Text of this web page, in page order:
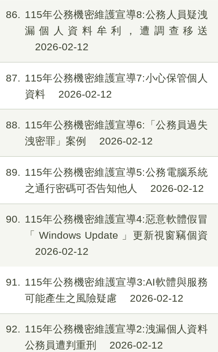
86
115年公務機密維護宣導8:公務人員疑洩
漏個人資料牟利，遭調查移送
2026-02-12
87
115年公務機密維護宣導7:小心保管個人
資料
2026-02-12
88
115年公務機密維護宣導6:「公務員過失
洩密罪」案例
2026-02-12
89
115年公務機密維護宣導5:公務電腦系統
之通行密碼可否告知他人
2026-02-12
90
115年公務機密維護宣導4:惡意軟體假冒
「 Windows Update 」更新視窗竊個資
2026-02-12
91
115年公務機密維護宣導3:AI軟體與服務
可能產生之風險疑慮
2026-02-12
92
115年公務機密維護宣導2:洩漏個人資料
公務員遭判重刑
2026-02-12